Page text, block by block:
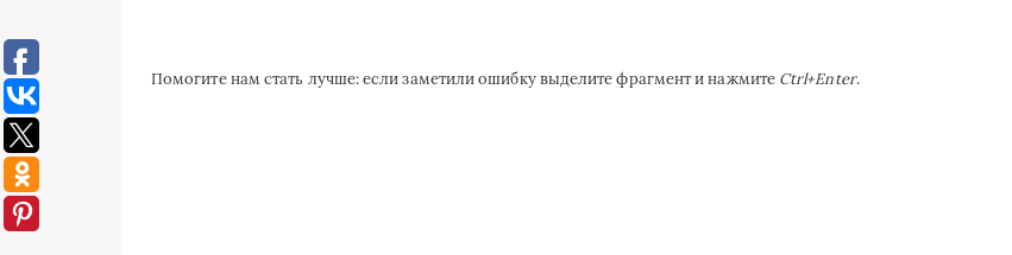
Помогите нам стать лучше: если заметили ошибку выделите фрагмент и нажмите Ctrl+Enter.